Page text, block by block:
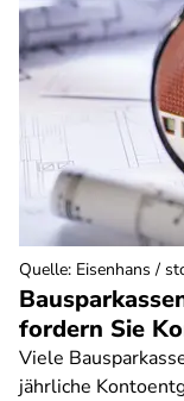
fordern Sie
Viele
jährliche
Quelle: Eisenhans /